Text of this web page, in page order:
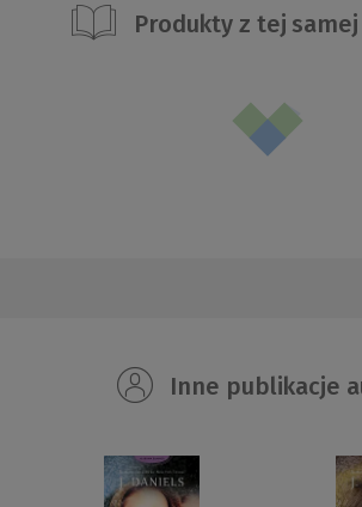
Produkty z tej
Inne publikacje